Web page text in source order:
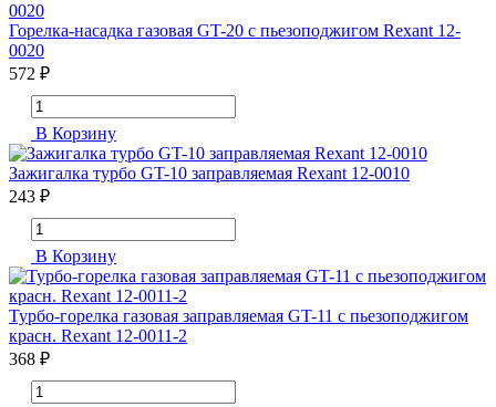
Горелка-насадка газовая GT-20 с пьезоподжигом Rexant 12-
0020
572 ₽
В Корзину
Зажигалка турбо GT-10 заправляемая Rexant 12-0010
243 ₽
В Корзину
Турбо-горелка газовая заправляемая GT-11 с пьезоподжигом
красн. Rexant 12-0011-2
368 ₽